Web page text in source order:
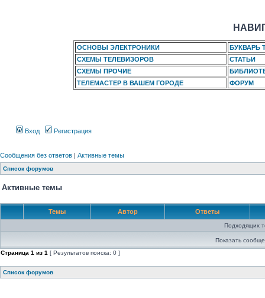
ОСНОВЫ ЭЛЕКТРОНИКИ
БУКВАРЬ
СХЕМЫ ТЕЛЕВИЗОРОВ
СТАТЬИ
СХЕМЫ ПРОЧИЕ
ТЕЛЕМАСТЕР В ВАШЕМ ГОРОДЕ
ФОРУМ
Вход Регистрация
Сообщения без ответов | Активные темы
Список форумов
Активные темы
Темы Автор Ответы
Подходящих
Показать
Страница 1 из 1 [ Результатов поиска: 0 ]
Список форумов